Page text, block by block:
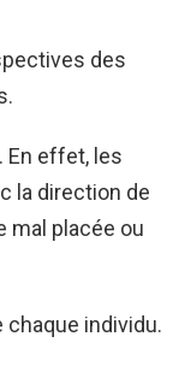
des
En effet, les
la direction de
mal placée ou
individu.